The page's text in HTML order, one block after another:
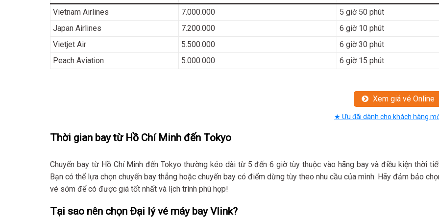
Vietnam Airlines 7.000.000
5 giờ 50 phút
Japan Airlines
7.200.000
6 giờ 10 phút
Vietjet Air
5.500.000
6 giờ 30 phút
Peach Aviation
5.000.000 6 giờ 15 phút
Xem giá vé Online
★ Ưu đãi dành cho khách hàng
Thời gian bay từ Hồ Chí Minh đến Tokyo
Chuyến bay từ Hồ Chí Minh đến Tokyo thường kéo dài từ 5 đến 6 giờ tùy thuộc vào hãng bay và điều kiện thời
Bạn có thể lựa chọn chuyến bay thẳng hoặc chuyến bay có điểm dừng tùy theo nhu cầu của mình. Hãy đảm bảo
vé sớm để có được giá tốt nhất và lịch trình phù hợp!
Tại sao nên chọn Đại lý vé máy bay Vlink?